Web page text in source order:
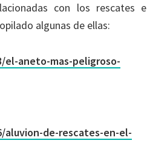
con los rescates e
algunas de ellas:
el-aneto-mas-peligroso-
aluvion-de-rescates-en-el-